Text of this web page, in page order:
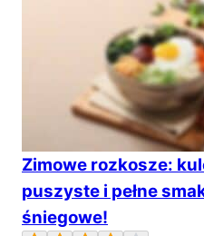
Zimowe rozkosze:
puszyste i pełne
śniegowe!